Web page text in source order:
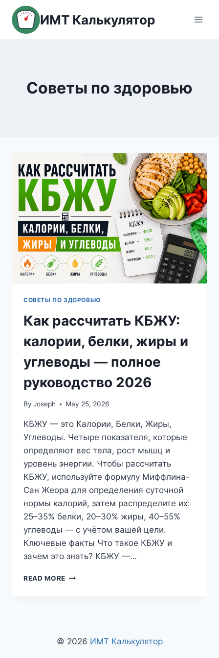
content
ИМТ Калькулятор
Советы по здоровью
СОВЕТЫ ПО ЗДОРОВЬЮ
Как рассчитать КБЖУ:
калории, белки, жиры и
углеводы — полное
руководство 2026
By Joseph May 25, 2026
КБЖУ — это Калории, Белки, Жиры,
Углеводы. Четыре показателя, которые
определяют вес тела, рост мышц и
уровень энергии. Чтобы рассчитать
КБЖУ, используйте формулу Миффлина-
Сан Жеора для определения суточной
нормы калорий, затем распределите их:
25–35% белки, 20–30% жиры, 40–55%
углеводы — с учётом вашей цели.
Ключевые факты Что такое КБЖУ и
зачем это знать? КБЖУ —…
READ MORE КАК
И
УГЛЕВОДЫ
© 2026 ИМТ Калькулятор